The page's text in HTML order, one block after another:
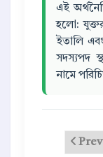
এই
হলো:
ইতালি
সদস্যপদ
নামে
Prev